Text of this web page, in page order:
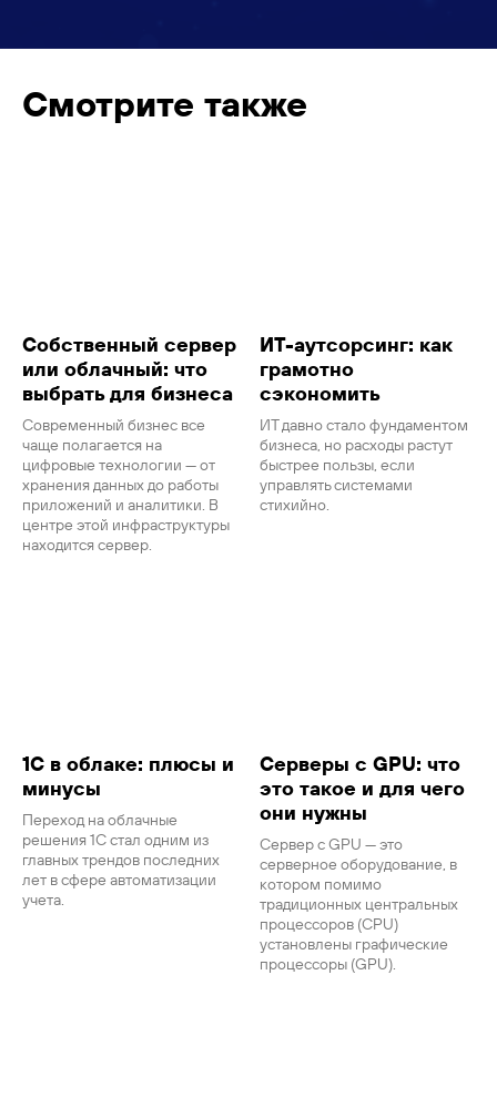
Смотрите также
Собственный сервер
или облачный: что
выбрать для бизнеса
Современный бизнес все
чаще полагается на
цифровые технологии — от
хранения данных до работы
приложений и аналитики. В
центре этой инфраструктуры
находится сервер.
ИТ-аутсорсинг: как
грамотно
сэкономить
ИТ давно стало фундаментом
бизнеса, но расходы растут
быстрее пользы, если
управлять системами
стихийно.
1С в облаке: плюсы и
минусы
Переход на облачные
решения 1С стал одним из
главных трендов последних
лет в сфере автоматизации
учета.
Серверы с GPU: что
это такое и для чего
они нужны
Сервер с GPU — это
серверное оборудование, в
котором помимо
традиционных центральных
процессоров (CPU)
установлены графические
процессоры (GPU).